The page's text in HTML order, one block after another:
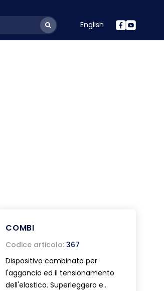
English
COMBI
Codice articolo: 367
Dispositivo combinato per
l'aggancio ed il tensionamento
dell'elastico. Superleggero e